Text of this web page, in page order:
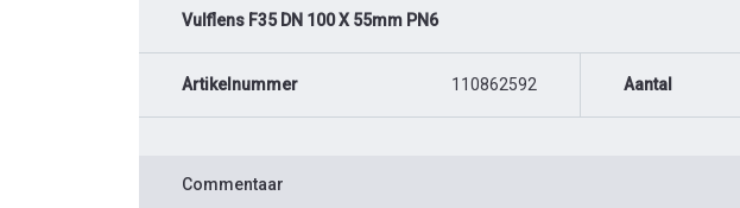
Vulflens F35 DN 100 X 55mm PN6
Artikelnummer 110862592 Aantal
Commentaar